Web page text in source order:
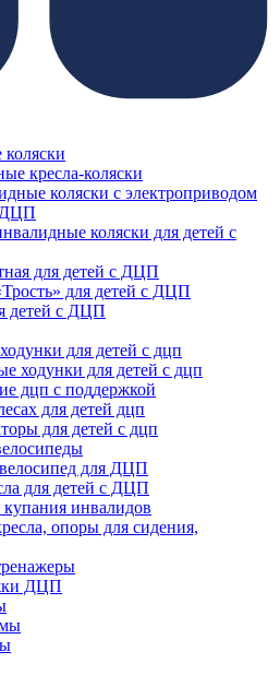
кресла-коляски
коляски с электроприводом
ДЦП
коляски для детей с
для детей с ДЦП
для детей с ДЦП
детей с ДЦП
для детей с дцп
ходунки для детей с дцп
дцп с поддержкой
для детей дцп
для детей с дцп
для ДЦП
для детей с ДЦП
инвалидов
опоры для сидения,
ДЦП